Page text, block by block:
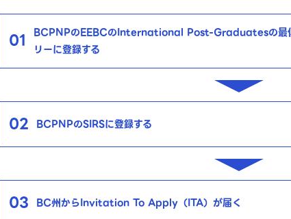
01
BCPNPのEEBCのInternational Post-Graduatesの最低
リーに登録する
02 BCPNPのSIRSに登録する
03 BC州からInvitation To Apply（ITA）が届く